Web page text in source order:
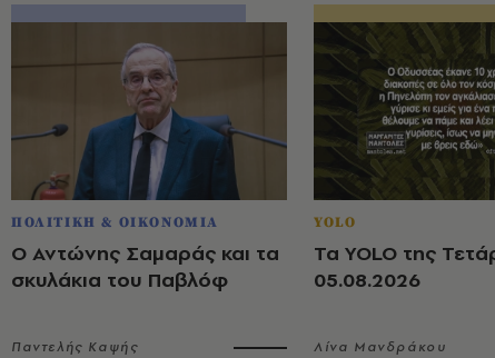
ΠΟΛΙΤΙΚΗ & ΟΙΚΟΝΟΜΙΑ
Ο Αντώνης Σαμαράς και τα
σκυλάκια του Παβλόφ
Παντελής Καψής
YOLO
Τα YOLO της
05.08.2026
Λίνα Μανδράκου